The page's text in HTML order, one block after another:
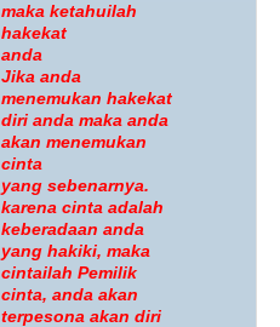
maka ketahuilah
hakekat
anda
Jika anda
menemukan hakekat
diri anda maka anda
akan menemukan
cinta
yang sebenarnya.
karena cinta adalah
keberadaan anda
yang hakiki, maka
cintailah Pemilik
cinta, anda akan
terpesona akan diri